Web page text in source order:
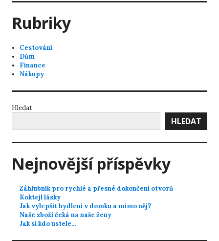
Rubriky
Cestování
Dům
Finance
Nákupy
Hledat
HLEDAT
Nejnovější příspěvky
Záhlubník pro rychlé a přesné dokončení otvorů
Koktejl lásky
Jak vylepšit bydlení v domku a mimo něj?
Naše zboží čeká na naše ženy
Jak si kdo ustele…